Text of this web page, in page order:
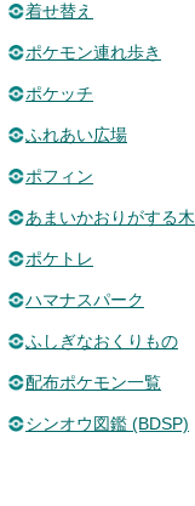
着せ替え
ポケモン連れ歩き
ポケッチ
ふれあい広場
ポフィン
あまいかおりがする木
ポケトレ
ハマナスパーク
ふしぎなおくりもの
配布ポケモン一覧
シンオウ図鑑 (BDSP)